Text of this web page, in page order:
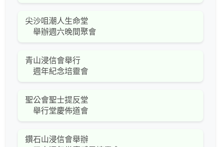
尖沙咀潮人生命堂
舉辦週六晚間聚會
青山浸信會舉行
週年紀念培靈會
聖公會聖士提反堂
舉行堂慶佈道會
鑽石山浸信會舉辦